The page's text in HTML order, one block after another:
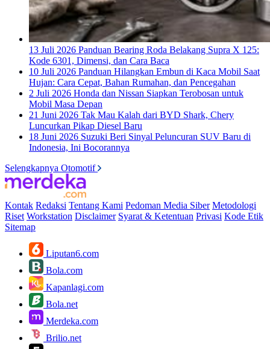
13 Juli 2026 Panduan Bearing Roda Belakang Supra X 125:
Kode 6301, Dimensi, dan Cara Baca
10 Juli 2026 Panduan Hilangkan Embun di Kaca Mobil Saat
Hujan: Cara Cepat, Bahan Rumahan, dan Pencegahan
2 Juli 2026 Honda dan Nissan Siapkan Terobosan untuk
Mobil Masa Depan
21 Juni 2026 Tak Mau Kalah dari BYD Shark, Chery
Luncurkan Pikap Diesel Baru
18 Juni 2026 Suzuki Beri Sinyal Peluncuran SUV Baru di
Indonesia, Ini Bocorannya
Selengkapnya Otomotif
Kontak Redaksi Tentang Kami Pedoman Media Siber Metodologi
Riset Workstation Disclaimer Syarat & Ketentuan Privasi Kode Etik
Sitemap
Liputan6.com
Bola.com
Kapanlagi.com
Bola.net
Merdeka.com
Brilio.net